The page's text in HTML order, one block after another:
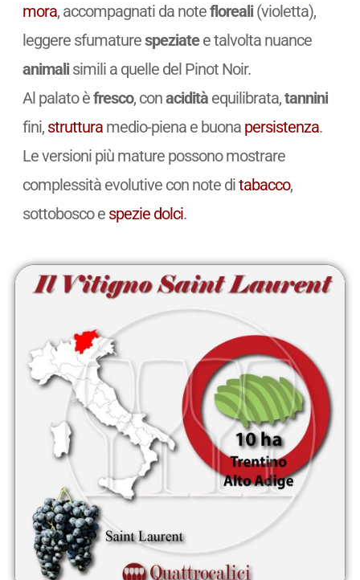
mora, accompagnati da notefloreali(violetta),
leggere sfumaturespeziatee talvolta nuance
animalisimili a quelle del Pinot Noir.
Al palato èfresco, conaciditàequilibrata,tannini
fini, strutturamedio-piena e buona persistenza.
Le versioni più mature possono mostrare
complessità evolutive con note ditabacco,
sottobosco e spezie dolci.